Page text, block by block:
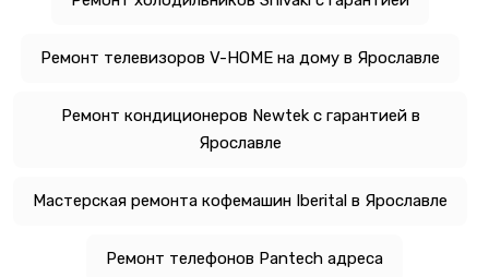
Ремонт телевизоров V-HOME на дому в Ярославле
Ремонт кондиционеров Newtek с гарантией в
Ярославле
Мастерская ремонта кофемашин Iberital в Ярославле
Ремонт телефонов Pantech адреса